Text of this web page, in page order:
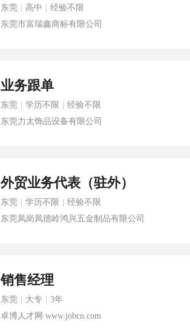
东莞 高中
经验不限
东莞市富瑞鑫商标有限公司
业务跟单
东莞 学历不限
经验不限
东莞力太饰品设备有限公司
外贸业务代表（驻外）
东莞 学历不限
经验不限
东莞凤岗凤德岭鸿兴五金制品有限公司
销售经理
东莞 大专
3年
卓博人才网 www.jobcn.com